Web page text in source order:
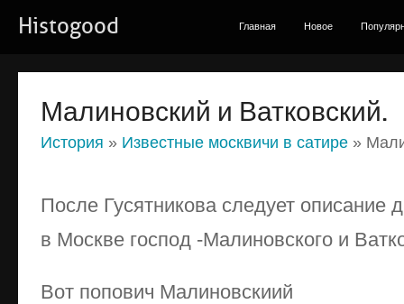
Histogood Главная Новое
Малиновский и Ватковский.
История » Известные москвичи в сатире »
После Гусятникова следует описание
в Москве господ -Малиновского и
Вот попович Малиновскиий